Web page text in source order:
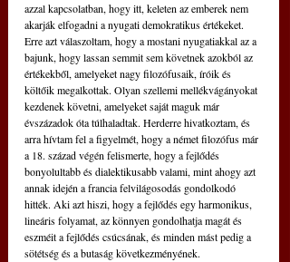
azzal kapcsolatban, hogy itt, keleten az emberek nem
akarják elfogadni a nyugati demokratikus értékeket.
Erre azt válaszoltam, hogy a mostani nyugatiakkal az a
bajunk, hogy lassan semmit sem követnek azokból az
értékekből, amelyeket nagy filozófusaik, íróik és
költőik megalkottak. Olyan szellemi mellékvágányokat
kezdenek követni, amelyeket saját maguk már
évszázadok óta túlhaladtak. Herderre hivatkoztam, és
arra hívtam fel a figyelmét, hogy a német filozófus már
a 18. század végén felismerte, hogy a fejlődés
bonyolultabb és dialektikusabb valami, mint ahogy azt
annak idején a francia felvilágosodás gondolkodó
hitték. Aki azt hiszi, hogy a fejlődés egy harmonikus,
lineáris folyamat, az könnyen gondolhatja magát és
eszméit a fejlődés csúcsának, és minden mást pedig a
sötétség és a butaság következményének.